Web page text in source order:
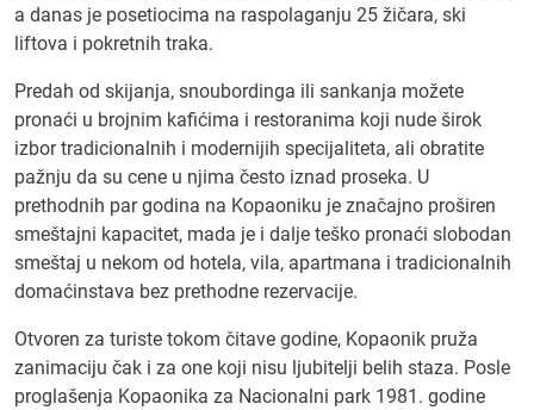
a danas je posetiocima na raspolaganju 25 žičara, ski
liftova i pokretnih traka.
Predah od skijanja, snoubordinga ili sankanja možete
pronaći u brojnim kafićima i restoranima koji nude širok
izbor tradicionalnih i modernijih specijaliteta, ali obratite
pažnju da su cene u njima često iznad proseka. U
prethodnih par godina na Kopaoniku je značajno proširen
smeštajni kapacitet, mada je i dalje teško pronaći slobodan
smeštaj u nekom od hotela, vila, apartmana i tradicionalnih
domaćinstava bez prethodne rezervacije.
Otvoren za turiste tokom čitave godine, Kopaonik pruža
zanimaciju čak i za one koji nisu ljubitelji belih staza. Posle
proglašenja Kopaonika za Nacionalni park 1981. godine